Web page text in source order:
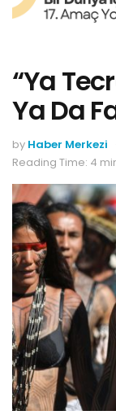
“Ya
Ya Da
by Haber Merkezi
Reading Time: 4